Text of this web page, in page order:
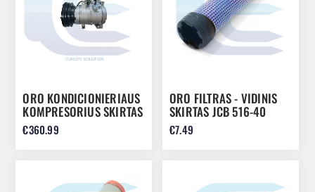
ORO KONDICIONIERIAUS
KOMPRESORIUS SKIRTAS
CAT 312C 315C 3054 176-
1895
€360.99
ORO FILTRAS - VIDINIS
SKIRTAS JCB 516-40
VMT260 32/925349
€7.49